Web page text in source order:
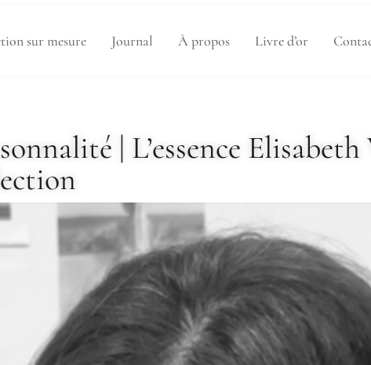
sur mesure Journal À propos Livre d’or
| L’essence Elisabeth